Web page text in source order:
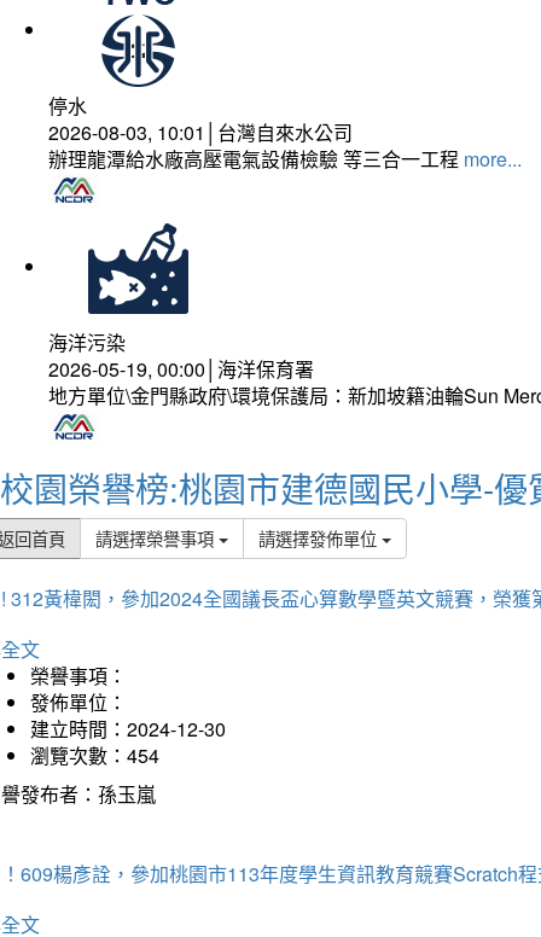
停水
2026-08-03, 10:01│台灣自來水公司
辦理龍潭給水廠高壓電氣設備檢驗 等三合一工程 more...
海洋污染
2026-05-19, 00:00│海洋保育署
地方單位\金門縣政府\環境保護局：新加坡籍油輪Sun
校園榮譽榜:桃園市建德國民小學-優
回首頁 請選擇榮譽事項 請選擇發佈單位
312黃椲閎，參加2024全國議長盃心算數學暨英文競賽，榮獲
文
榮譽事項：
發佈單位：
建立時間：2024-12-30
瀏覽次數：454
發布者：孫玉嵐
609楊彥詮，參加桃園市113年度學生資訊教育競賽Scratch
文